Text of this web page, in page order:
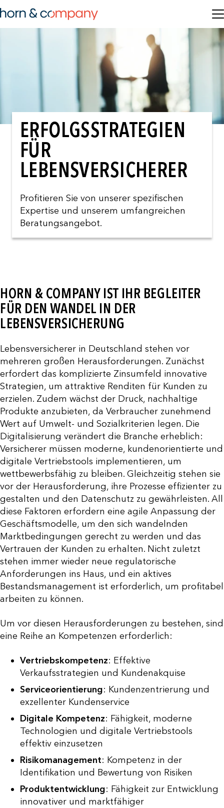
ERFOLGSSTRATEGIEN
FÜR
LEBENSVERSICHERER
Profitieren Sie von unserer spezifischen
Expertise und unserem umfangreichen
Beratungsangebot.
HORN & COMPANY IST IHR BEGLEITER
FÜR DEN WANDEL IN DER
LEBENSVERSICHERUNG
Lebensversicherer in Deutschland stehen vor
mehreren großen Herausforderungen. Zunächst
erfordert das komplizierte Zinsumfeld innovative
Strategien, um attraktive Renditen für Kunden zu
erzielen. Zudem wächst der Druck, nachhaltige
Produkte anzubieten, da Verbraucher zunehmend
Wert auf Umwelt- und Sozialkriterien legen. Die
Digitalisierung verändert die Branche erheblich:
Versicherer müssen moderne, kundenorientierte und
digitale Vertriebstools implementieren, um
wettbewerbsfähig zu bleiben. Gleichzeitig stehen sie
vor der Herausforderung, ihre Prozesse effizienter zu
gestalten und den Datenschutz zu gewährleisten. All
diese Faktoren erfordern eine agile Anpassung der
Geschäftsmodelle, um den sich wandelnden
Marktbedingungen gerecht zu werden und das
Vertrauen der Kunden zu erhalten. Nicht zuletzt
stehen immer wieder neue regulatorische
Anforderungen ins Haus, und ein aktives
Bestandsmanagement ist erforderlich, um profitabel
arbeiten zu können.
Um vor diesen Herausforderungen zu bestehen, sind
eine Reihe an Kompetenzen erforderlich:
Vertriebskompetenz: Effektive
Verkaufsstrategien und Kundenakquise
Serviceorientierung: Kundenzentrierung und
exzellenter Kundenservice
Digitale Kompetenz: Fähigkeit, moderne
Technologien und digitale Vertriebstools
effektiv einzusetzen
Risikomanagement: Kompetenz in der
Identifikation und Bewertung von Risiken
Produktentwicklung: Fähigkeit zur Entwicklung
innovativer und marktfähiger